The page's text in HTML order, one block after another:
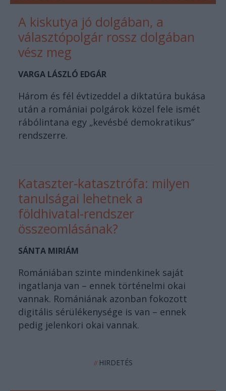
A kiskutya jó dolgában, a
választópolgár rossz dolgában
vész meg
VARGA LÁSZLÓ EDGÁR
Három és fél évtizeddel a diktatúra bukása
után a romániai polgárok közel fele ismét
rábólintana egy „kevésbé demokratikus”
rendszerre.
Kataszter-katasztrófa: milyen
tanulságai lehetnek a
földhivatal-rendszer
összeomlásának?
SÁNTA MIRIÁM
Romániában szinte mindenkinek saját
ingatlanja van – ennek történelmi okai
vannak. Romániának azonban fokozott
digitális sérülékenysége is van – ennek
pedig jelenkori okai vannak.
//HIRDETÉS